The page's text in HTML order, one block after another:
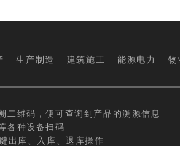
生产制造 建筑施工 能源电力 物
二维码，便可查询到产品的溯源信息
各种设备扫码
出库、入库、退库操作